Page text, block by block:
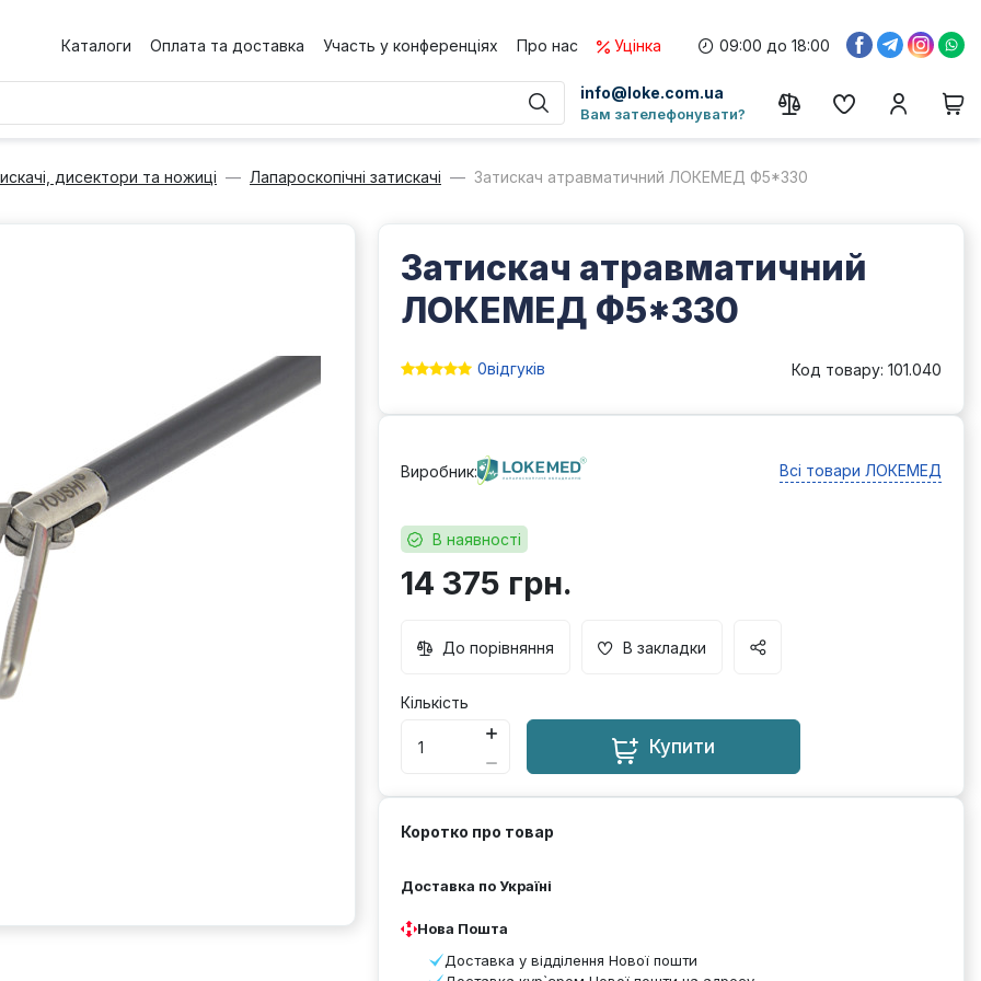
Каталоги Оплата та доставка Участь у конференціях Про нас Уцінка 09:00 до 18:00
info@loke.com.ua
Вам зателефонувати?
дисектори та ножиці Лапароскопічні затискачі Затискач атравматичний ЛОКЕМЕД Ф5*330
Затискач атравматичний
ЛОКЕМЕД Ф5*330
0відгуків Код товару: 101.040
Виробник: Всі товари ЛОКЕМЕД
В наявності
14 375 грн.
До порівняння В закладки
Кількість
Купити
Коротко про товар
Доставка по Україні
Нова Пошта
Доставка у відділення Нової пошти